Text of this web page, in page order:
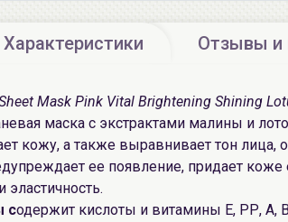
Характеристики Отзывы и
Mask Pink Vital Brightening Shining
маска с экстрактами малины и
кожу, а также выравнивает тон лица,
ее появление, придает коже
эластичность.
cодержит кислоты и витамины Е, РР, А,